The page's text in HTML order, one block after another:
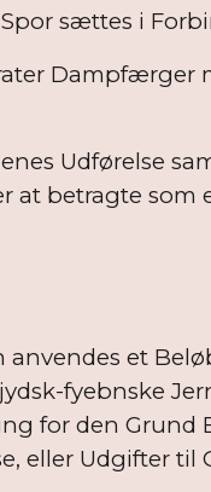
sættes i
Dampfærger
Udførelse
betragte som
et
fyebnske
for den
eller Udgifter